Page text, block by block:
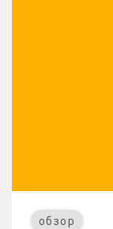
обзор